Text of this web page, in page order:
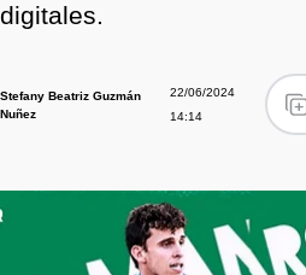
digitales.
Stefany Beatriz Guzmán
Nuñez
22/06/2024
14:14